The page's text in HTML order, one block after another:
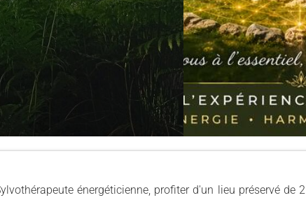
énergéticienne, profiter d'un lieu préservé de 2